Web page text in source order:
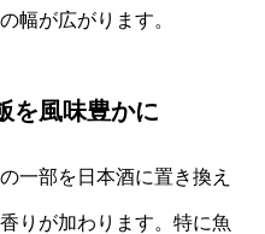
幅が広がります。
を風味豊かに
一部を日本酒に置き換え
りが加わります。特に魚